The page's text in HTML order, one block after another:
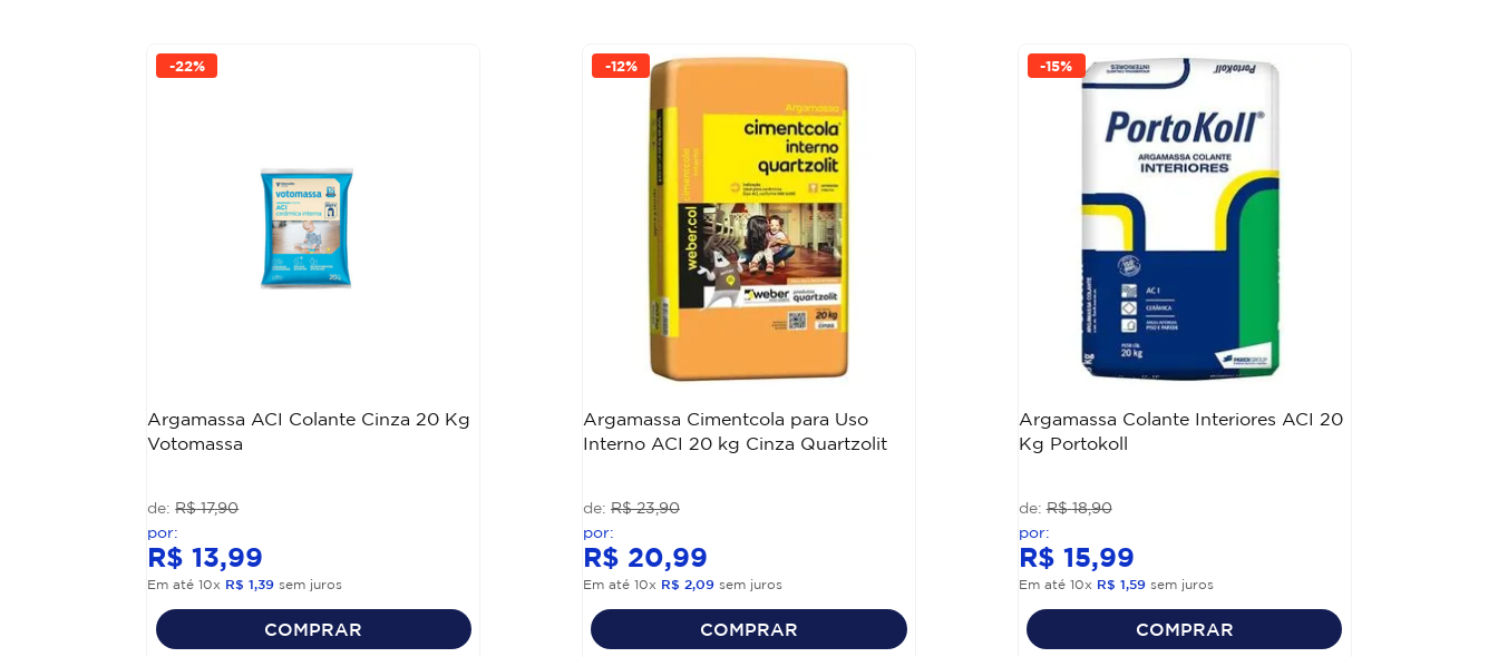
-22%
Argamassa ACI Colante Cinza 20 Kg
Votomassa
R$ 17,90
R$ 13,99
Em até10x R$ 1,39 sem juros
COMPRAR
-12%
Argamassa Cimentcola para Uso
Interno ACI 20 kg Cinza Quartzolit
R$ 23,90
R$ 20,99
Em até 10x R$ 2,09sem juros
COMPRAR
-15%
Argamassa Colante Interiores ACI 20
Kg Portokoll
R$ 18,90
R$ 15,99
Em até 10x R$ 1,59sem juros
COMPRAR